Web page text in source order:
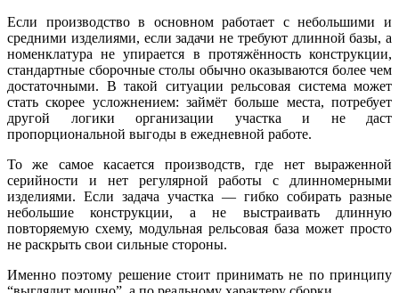
Если производство в основном работает с небольшими и
средними изделиями, если задачи не требуют длинной базы, а
номенклатура не упирается в протяжённость конструкции,
стандартные сборочные столы обычно оказываются более чем
достаточными. В такой ситуации рельсовая система может
стать скорее усложнением: займёт больше места, потребует
другой логики организации участка и не даст
пропорциональной выгоды в ежедневной работе.
То же самое касается производств, где нет выраженной
серийности и нет регулярной работы с длинномерными
изделиями. Если задача участка — гибко собирать разные
небольшие конструкции, а не выстраивать длинную
повторяемую схему, модульная рельсовая база может просто
не раскрыть свои сильные стороны.
Именно поэтому решение стоит принимать не по принципу